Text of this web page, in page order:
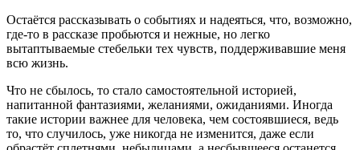
Остаётся рассказывать о событиях и надеяться, что, возможно,
где-то в рассказе пробьются и нежные, но легко
вытаптываемые стебельки тех чувств, поддерживавшие меня
всю жизнь.
Что не сбылось, то стало самостоятельной историей,
напитанной фантазиями, желаниями, ожиданиями. Иногда
такие истории важнее для человека, чем состоявшиеся, ведь
то, что случилось, уже никогда не изменится, даже если